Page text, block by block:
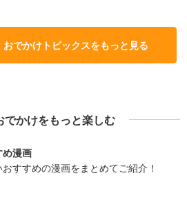
でかけトピックスをもっと見る
でかけをもっと楽しむ
め漫画
すすめの漫画をまとめてご紹介！